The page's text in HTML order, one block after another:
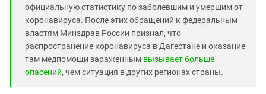
официальную статистику по заболевшим и умершим от
коронавируса. После этих обращений к федеральным
властям Минздрав России признал, что
распространение коронавируса в Дагестане и оказание
там медпомощи зараженным вызывает больше
опасений, чем ситуация в других регионах страны.